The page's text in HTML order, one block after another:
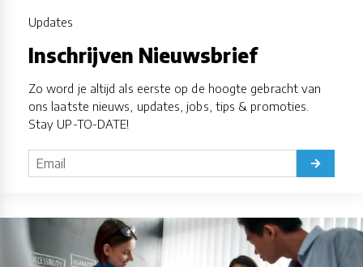
Updates
Inschrijven Nieuwsbrief
Zo word je altijd als eerste op de hoogte gebracht van
ons laatste nieuws, updates, jobs, tips & promoties.
Stay UP-TO-DATE!